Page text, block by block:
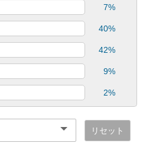
7%
40%
42%
9%
2%
リセット